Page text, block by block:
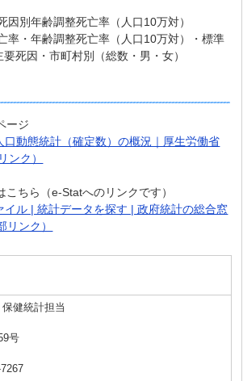
齢調整死亡率（人口10万対）
齢調整死亡率（人口10万対）・標準
死因・市町村別（総数・男・女）
ージ
口動態統計（確定数）の概況｜厚生労働省
ンク）
ちら（e-Statへのリンクです）
イル | 統計データを探す | 政府統計の総合窓
ンク）
健統計担当
号